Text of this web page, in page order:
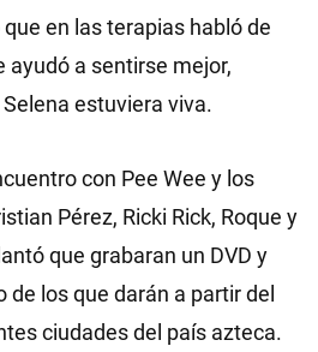
en las terapias habló de
ayudó a sentirse mejor,
estuviera viva.
con Pee Wee y los
Pérez, Ricki Rick, Roque y
que grabaran un DVD y
de los que darán a partir del
ciudades del país azteca.